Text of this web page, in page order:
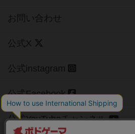
お問い合わせ
公式X
公式instagram
公式Facebook
公式YouTubeチャンネル